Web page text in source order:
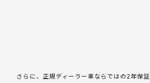
さらに、正規ディーラー車ならではの2年保